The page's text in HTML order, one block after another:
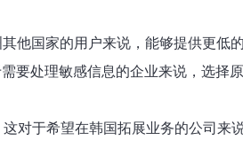
他国家的用户来说，能够提供更低
要处理敏感信息的企业来说，选择
对于希望在韩国拓展业务的公司来